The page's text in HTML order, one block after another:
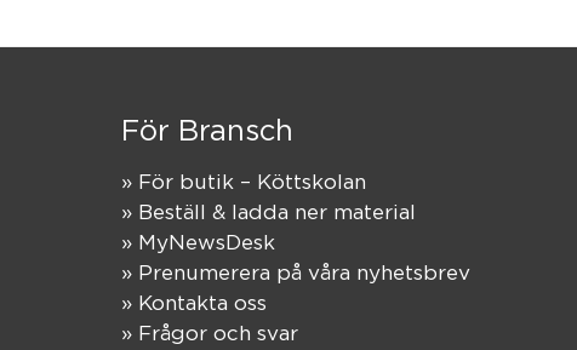
För Bransch
» För butik – Köttskolan
» Beställ & ladda ner material
» MyNewsDesk
» Prenumerera på våra nyhetsbrev
» Kontakta oss
» Frågor och svar